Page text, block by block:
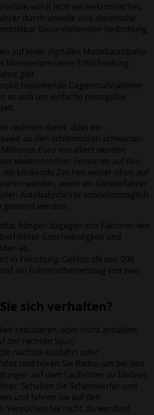
wählt jetzt ein elektronisches
durch visuelle und akustische
bevorstehenden Bedrohung
auf einer digitalen Modellautobahn
Ministerium seine Entscheidung
gibt
bestehende Gegenmaßnahmen
es sich um einfache neongelbe
rechnen damit, dass ein
an den schlimmsten schwarzen
Euro installiert werden
elektronischen Sensoren auf den
die blinkende Zeichen weiter oben auf
würden, wenn ein Geisterfahrer
Autobahnfahrer schnellstmöglich
gewarnt werden.
hängen dagegen von Faktoren wie
Geschwindigkeit und
ab.
in Flensburg: Geldstrafe von 200
ein Führerscheinentzug von zwei
sich verhalten?
reduzieren, aber nicht anhalten;
der rechten Spur;
nächste Ausfahrt oder
und hören Sie Radio, um bei den
auf dem Laufenden zu bleiben.
Schalten Sie Scheinwerfer und
und fahren Sie auf den
Versuchen Sie nicht, zu wenden!